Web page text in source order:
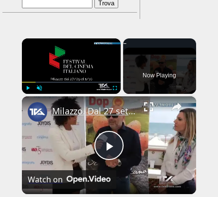
×
Play Unmute Fullscreen
Now Playing
×
Play
Video
Milazzo. Dal 27 settembre all'1 ottobre il Festival del Cinema Italiano.
Watch on